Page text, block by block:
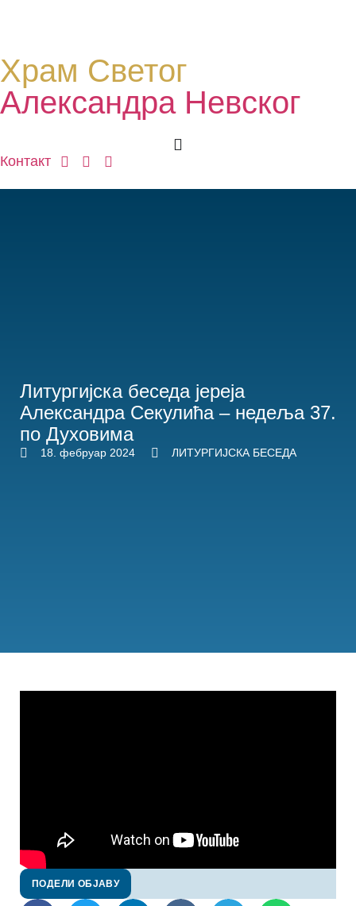
Храм Светог
Александра Невског
Контакт
Литургијска беседа јереја
Александра Секулића – недеља 37.
по Духовима
18. фебруар 2024 ЛИТУРГИЈСКА БЕСЕДА
ПОДЕЛИ ОБЈАВУ